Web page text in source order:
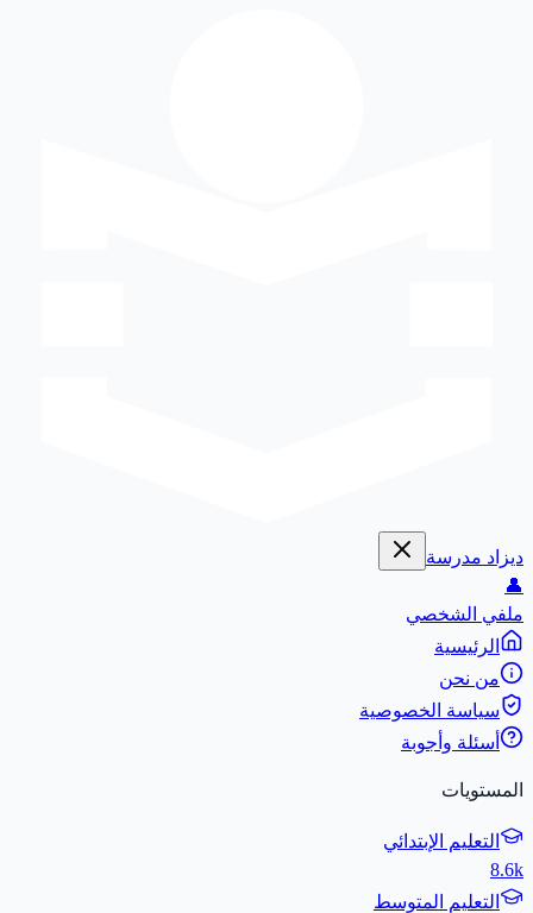
ديزاد مدرسة
👤
ملفي الشخصي
الرئيسية
من نحن
سياسة الخصوصية
أسئلة وأجوبة
المستويات
التعليم الإبتدائي
8.6k
التعليم المتوسط